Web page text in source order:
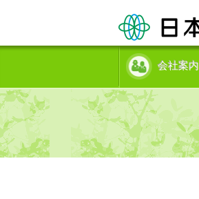
会社案内